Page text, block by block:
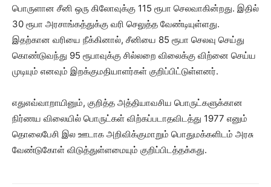
பொருளான சீனி ஒரு கிலோவுக்கு 115 ரூபா செலவாகின்றது. இதில்
30 ரூபா அரசாங்கத்துக்கு வரி செலுத்த வேண்டியுள்ளது.
இதற்கான வரியை நீக்கினால், சீனியை 85 ரூபா செலவு செய்து
கொண்டுவந்து 95 ரூபாவுக்கு சில்லறை விலைக்கு விற்னை செய்ய
முடியும் எனவும் இறக்குமதியாளர்கள் குறிப்பிட்டுள்ளனர்.
எதுஎவ்வாறாயினும், குறித்த அத்தியாவசிய பொருட்களுக்கான
நிர்ணய விலையில் பொருட்கள் விற்கப்படாதவிடத்து 1977 எனும்
தொலைபேசி இல ஊடாக அறிவிக்குமாறும் பொதுமக்களிடம் அரசு
வேண்டுகோள் விடுத்துள்ளமையும் குறிப்பிடத்தக்கது.